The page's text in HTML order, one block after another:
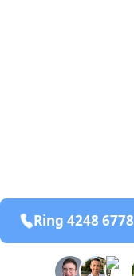
Ring 4248 6778